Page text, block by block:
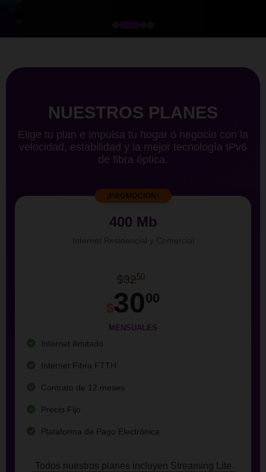
NUESTROS PLANES
Elige tu plan e impulsa tu hogar o negocio con la
velocidad, estabilidad y la mejor tecnología IPv6
de fibra óptica.
¡PROMOCIÓN!
400 Mb
$3250
$3000
MENSUALES
Internet ilimitado
Internet Fibra FTTH
Contrato de 12 meses
Precio Fijo
Plataforma de Pago Electrónica
Todos nuestros planes incluyen Streaming Lite